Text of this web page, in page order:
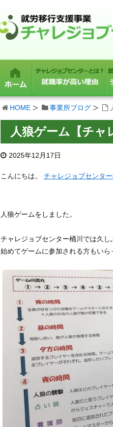
HOME 事業所ブログ
人狼ゲーム【チャ
2025年12月17日
こんにちは。 チャレジョブセンタ
人狼ゲームをしました。
チャレジョブセンター桶川では久し
始めてゲームに参加される方もいら